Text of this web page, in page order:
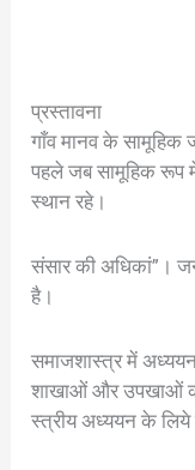
प्रस्तावना
गाँव मानव के सामूहिक
पहले जब सामूहिक रूप में
स्थान रहे।
संसार की अधिकां”।
है।
समाजशास्त्र में
शाखाओं और उपखाओं
स्त्रीय अध्ययन के लिये